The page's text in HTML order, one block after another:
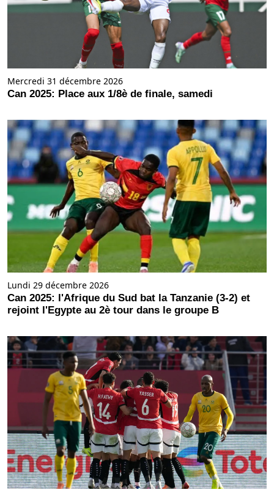
Mercredi 31 décembre 2026
Can 2025: Place aux 1/8è de finale, samedi
Lundi 29 décembre 2026
Can 2025: l'Afrique du Sud bat la Tanzanie (3-2) et
rejoint l'Egypte au 2è tour dans le groupe B